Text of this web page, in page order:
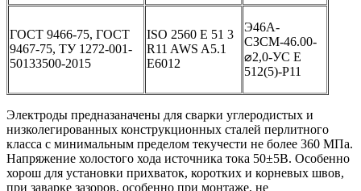
ГОСТ 9466-75, ГОСТ
9467-75, ТУ 1272-001-
50133500-2015
ISO 2560 E 51 3
R11 AWS A5.1
E6012
Э46А-
СЗСМ-46.00-
⌀2,0-УС Е
512(5)-Р11
Электроды предназаначены для сварки углеродистых и
низколегированных конструкционных сталей перлитного
класса с минимальным пределом текучести не более 360 МПа.
Напряжение холостого хода источника тока 50±5В. Особенно
хорош для установки прихваток, коротких и корневых швов,
при заварке зазоров, особенно при монтаже, не